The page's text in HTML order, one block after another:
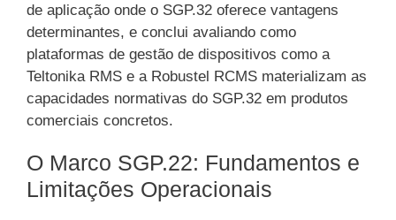
de aplicação onde o SGP.32 oferece vantagens
determinantes, e conclui avaliando como
plataformas de gestão de dispositivos como a
Teltonika RMS e a Robustel RCMS materializam as
capacidades normativas do SGP.32 em produtos
comerciais concretos.
O Marco SGP.22: Fundamentos e
Limitações Operacionais